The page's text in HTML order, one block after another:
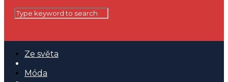
Ze světa
Móda